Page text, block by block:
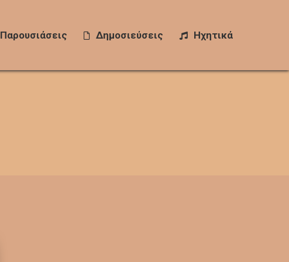
Παρουσιάσεις Δημοσιεύσεις Ηχητικά
Παρουσιάσεις Δημοσιεύσεις Ηχητικά